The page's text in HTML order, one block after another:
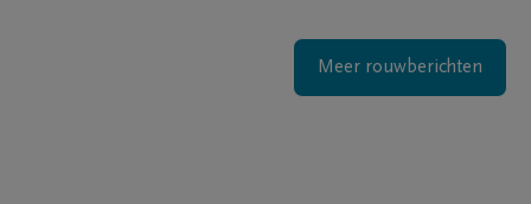
Meer rouwberichten